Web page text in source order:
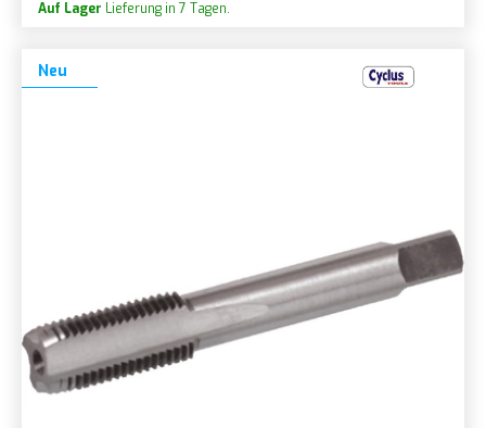
Auf Lager Lieferung in 7 Tagen.
Neu